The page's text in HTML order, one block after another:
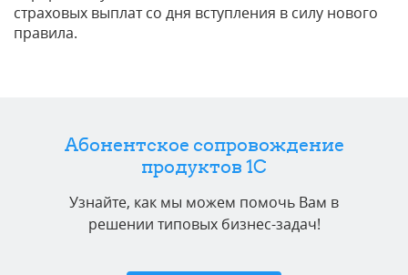
страховых выплат со дня вступления в силу нового
правила.
Абонентское сопровождение
продуктов 1C
Узнайте, как мы можем помочь Вам в
решении типовых бизнес-задач!